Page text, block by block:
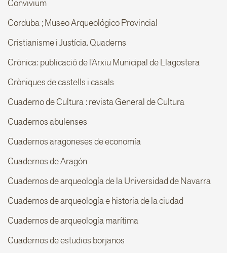
Convivium
Corduba ; Museo Arqueológico Provincial
Cristianisme i Justícia. Quaderns
Crònica: publicació de l'Arxiu Municipal de Llagostera
Cròniques de castells i casals
Cuaderno de Cultura : revista General de Cultura
Cuadernos abulenses
Cuadernos aragoneses de economía
Cuadernos de Aragón
Cuadernos de arqueología de la Universidad de Navarra
Cuadernos de arqueología e historia de la ciudad
Cuadernos de arqueología marítima
Cuadernos de estudios borjanos